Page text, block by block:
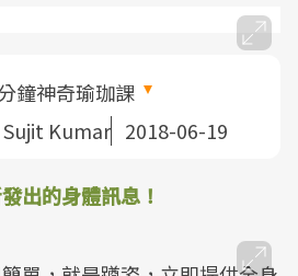
鐘神奇瑜珈課
Kumar 2018-06-19
出的身體訊息！